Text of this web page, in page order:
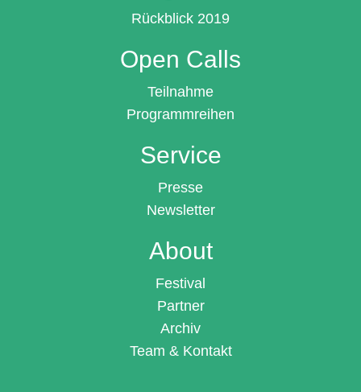
Rückblick 2019
Open Calls
Teilnahme
Programmreihen
Service
Presse
Newsletter
About
Festival
Partner
Archiv
Team & Kontakt